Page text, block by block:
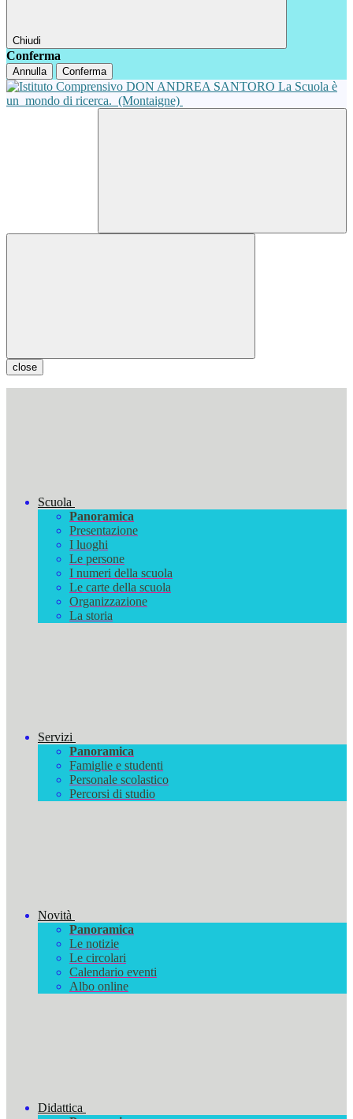
Chiudi
Conferma
Annulla Conferma
La Scuola è
un mondo di ricerca. (Montaigne)
close
Scuola
Panoramica
Presentazione
I luoghi
Le persone
I numeri della scuola
Le carte della scuola
Organizzazione
La storia
Servizi
Panoramica
Famiglie e studenti
Personale scolastico
Percorsi di studio
Novità
Panoramica
Le notizie
Le circolari
Calendario eventi
Albo online
Didattica